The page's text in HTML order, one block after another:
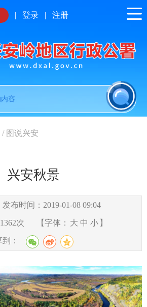
| 登录 | 注册
/ 图说兴安
兴安秋景
发布时间：2019-01-08 09:04
1362次 【字体： 大 中 小 】
：